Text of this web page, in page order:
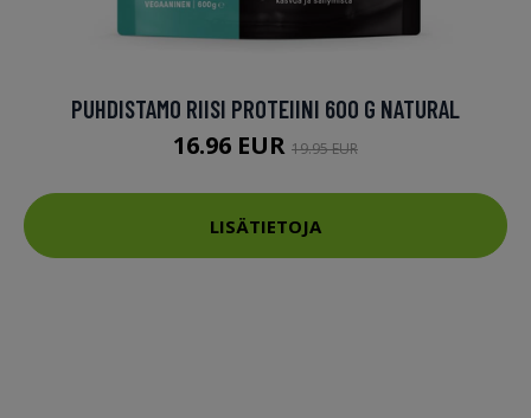
PUHDISTAMO RIISI PROTEIINI 600 G NATURAL
16.96 EUR 19.95 EUR
LISÄTIETOJA